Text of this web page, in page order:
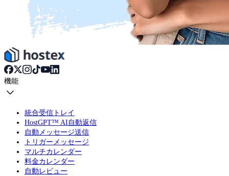
機能
統合受信トレイ
HostGPT™ AI自動返信
自動メッセージ送信
トリガーメッセージ
マルチカレンダー
料金カレンダー
自動レビュー